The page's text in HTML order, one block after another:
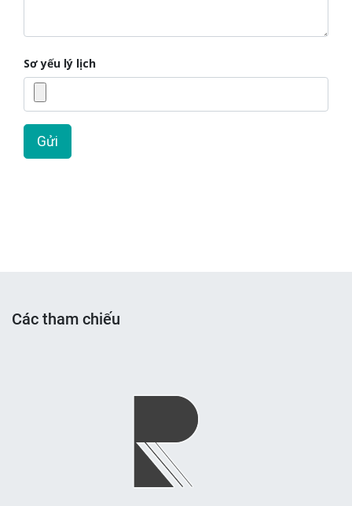
Sơ yếu lý lịch
Gửi
Các tham chiếu